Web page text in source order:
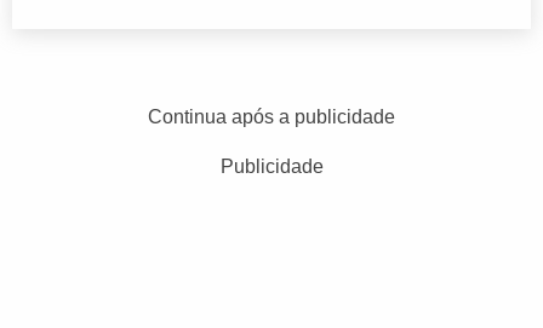
Continua após a publicidade
Publicidade